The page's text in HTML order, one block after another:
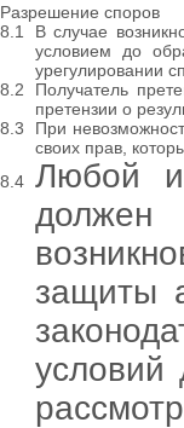
Разрешение споров
В случае
условием до
урегулировании
Получатель
претензии о
При
своих прав,
Любой
должен
защиты
условий